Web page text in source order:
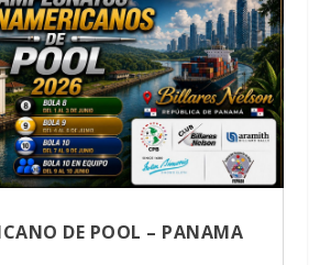
DE POOL – PANAMA